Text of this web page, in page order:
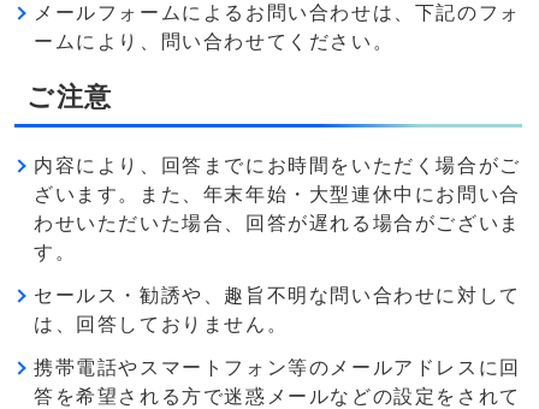
メールフォームによるお問い合わせは、下記のフォ
ームにより、問い合わせてください。
ご注意
内容により、回答までにお時間をいただく場合がご
ざいます。また、年末年始・大型連休中にお問い合
わせいただいた場合、回答が遅れる場合がございま
す。
セールス・勧誘や、趣旨不明な問い合わせに対して
は、回答しておりません。
携帯電話やスマートフォン等のメールアドレスに回
答を希望される方で迷惑メールなどの設定をされて